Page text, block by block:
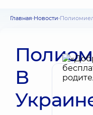
Главная Новости Полиомиелит. В
В